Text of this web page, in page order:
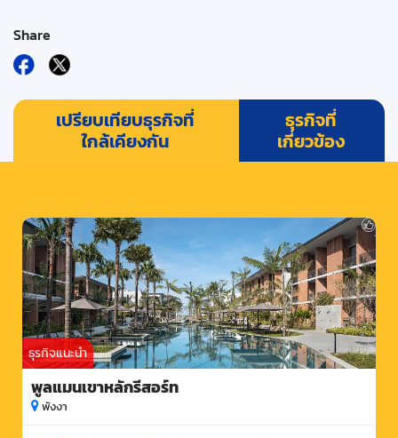
Share
เปรียบเทียบธุรกิจที่
ใกล้เคียงกัน
ธุรกิจที่
เกี่ยวข้อง
ธุรกิจแนะนำ
พูลแมนเขาหลักรีสอร์ท
พังงา